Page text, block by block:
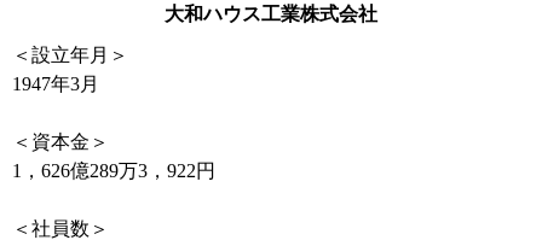
大和ハウス工業株式会社
＜設立年月＞
1947年3月
＜資本金＞
1，626億289万3，922円
＜社員数＞